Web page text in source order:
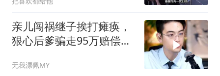
亲儿闯祸继子挨打瘫痪，
狠心后爹骗走95万赔偿金
无我漂佩MY